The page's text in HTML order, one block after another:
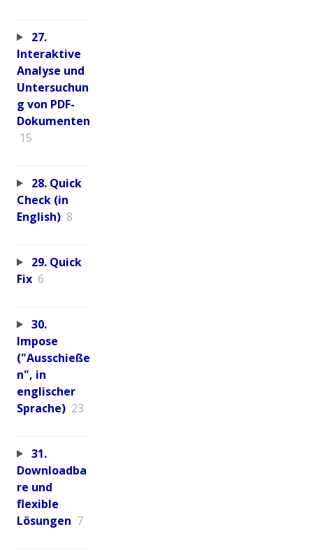
27.
Interaktive
Analyse und
Untersuchun
g von PDF-
Dokumenten
15
28. Quick
Check (in
English) 8
29. Quick
Fix 6
30.
Impose
("Ausschieße
n", in
englischer
Sprache) 23
31.
Downloadba
re und
flexible
Lösungen 7